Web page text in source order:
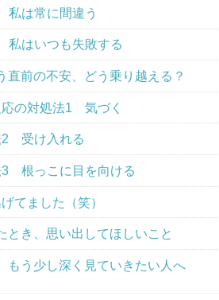
は常に間違う
はいつも失敗する
直前の不安、どう乗り越える？
の対処法1 気づく
2 受け入れる
3 根っこに目を向ける
てました（笑）
とき、思い出してほしいこと
もう少し深く見ていきたい人へ